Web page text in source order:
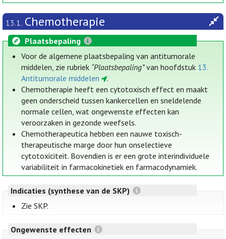
13.1. Chemotherapie
Plaatsbepaling
Voor de algemene plaatsbepaling van antitumorale
middelen, zie rubriek “Plaatsbepaling”van hoofdstuk 13.
Antitumorale middelen
.
Chemotherapie heeft een cytotoxisch effect en maakt
geen onderscheid tussen kankercellen en sneldelende
normale cellen, wat ongewenste effecten kan
veroorzaken in gezonde weefsels.
Chemotherapeutica hebben een nauwe toxisch-
therapeutische marge door hun onselectieve
cytotoxiciteit. Bovendien is er een grote interindividuele
variabiliteit in farmacokinetiek en farmacodynamiek.
Indicaties (synthese van de SKP)
Zie SKP.
Ongewenste effecten